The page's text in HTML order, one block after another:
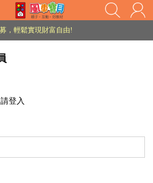
家長樂了!「風車書版集團暨FOOD超人企業總部」目前正興建中!
，輕鬆實現財富自由!
登入